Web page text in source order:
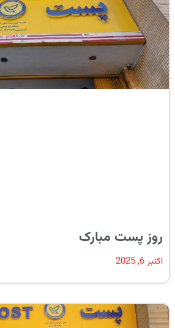
روز پست مبارک
اکتبر 6, 2025